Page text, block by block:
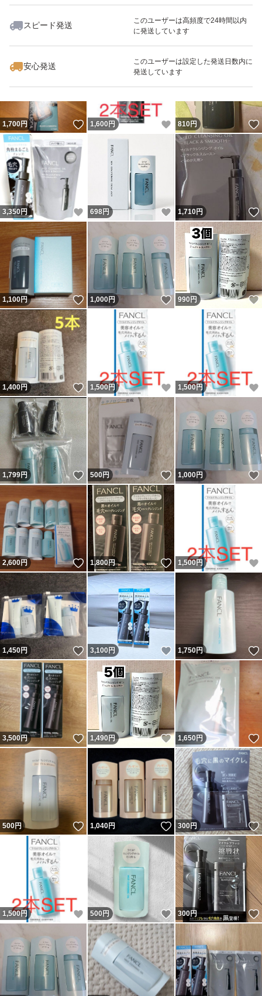
スピード発送
このユーザーは高頻度で24時間以内
に発送しています
安心発送
このユーザーは設定した発送日数内に
発送しています
いいね！
1,700
1,700円 いいね！
1,600 円 いいね！
810円
3,350円 いいね！
698円 いいね！
1,710円
1,100円 いいね！
1,000円 いいね！
990 円
1,400円 いいね！
1,500円 いいね！
1,500円
1,799円 いいね！
500円 いいね！
1,000円
2,600円 いいね！
1,800円 いいね！
1,500円
1,450円 いいね！
3,100 円 いいね！
1,750円
3,500円 いいね！
1,490 円 いいね！
1,650円
500円 いいね！
1,040円 いいね！
300円
1,500円 いいね！
500円 いいね！
300円